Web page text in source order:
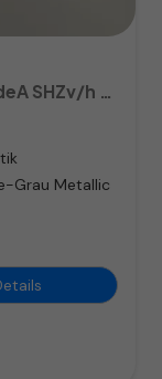
Grau Metallic